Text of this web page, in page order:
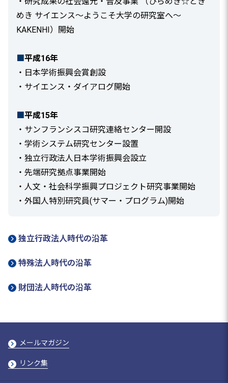
めき サイエンス～ようこそ大学の研究室へ～
KAKENHI）開始
平成16年
・日本学術振興会賞創設
・サイエンス・ダイアログ開始
平成15年
・サンフランシスコ研究連絡センター開設
・学術システム研究センター設置
・独立行政法人日本学術振興会設立
・先端研究拠点事業開始
・人文・社会科学振興プロジェクト研究事業開始
・外国人特別研究員(サマー・プログラム)開始
独立行政法人時代の沿革
特殊法人時代の沿革
財団法人時代の沿革
メールマガジン
リンク集